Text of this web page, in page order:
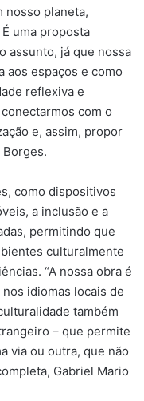
nosso planeta,
uma proposta
assunto, já que nossa
aos espaços e como
reflexiva e
com o
e, assim, propor
Borges.
como dispositivos
a inclusão e a
permitindo que
culturalmente
“A nossa obra é
idiomas locais de
também
– que permite
via ou outra, que não
Gabriel Mario